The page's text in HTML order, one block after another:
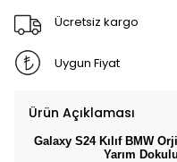
Ücretsiz kargo
Uygun Fiyat
Ürün Açıklaması
Galaxy S24 Kılıf BMW
Yarım